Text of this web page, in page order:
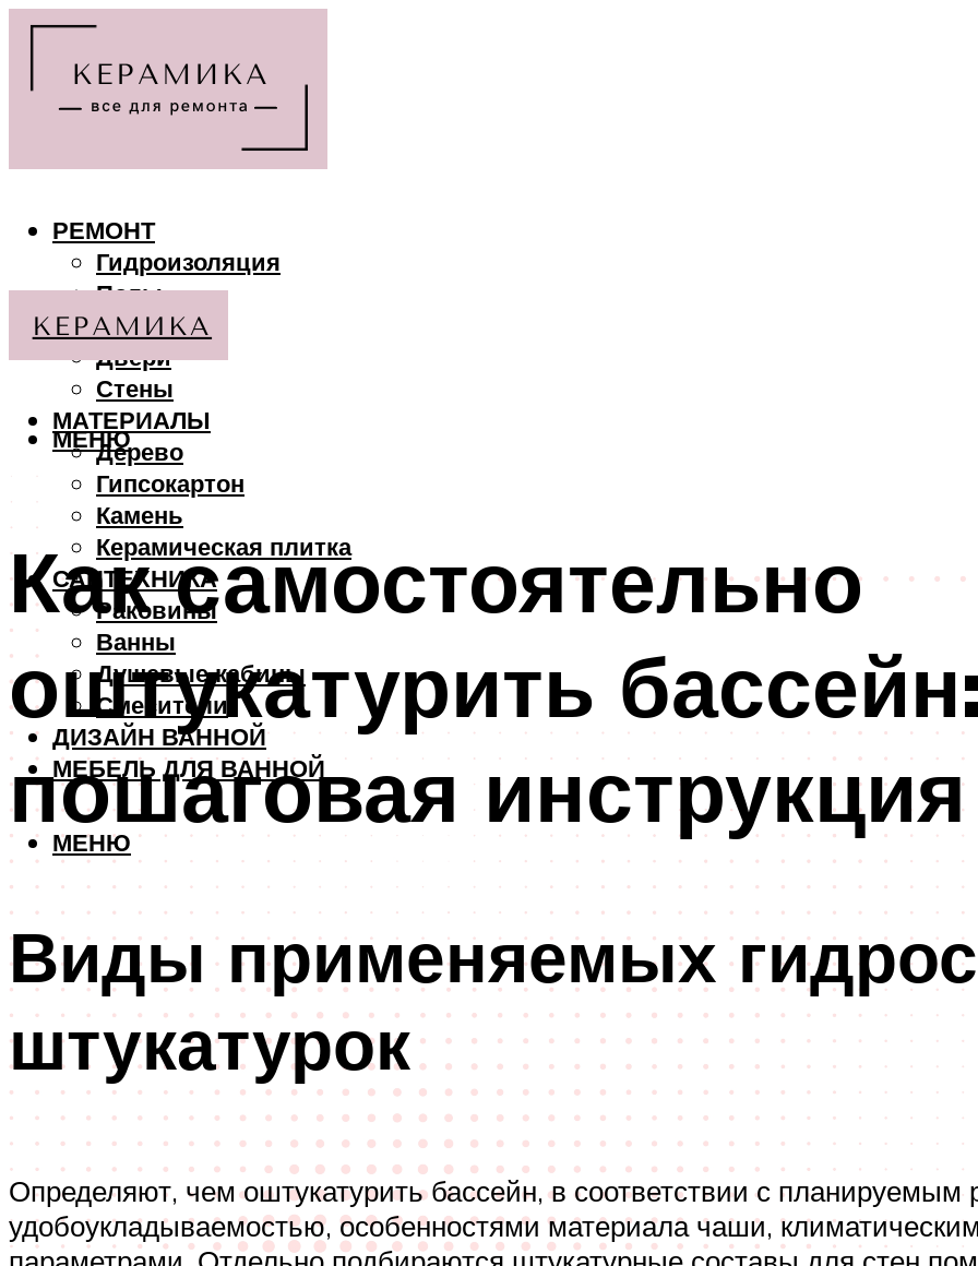
РЕМОНТ
Гидроизоляция
Полы
Потолки
Двери
Стены
МАТЕРИАЛЫ
Дерево
Гипсокартон
Камень
Керамическая плитка
САНТЕХНИКА
Раковины
Ванны
Душевые кабины
Смесители
ДИЗАЙН ВАННОЙ
МЕБЕЛЬ ДЛЯ ВАННОЙ
МЕНЮ
МЕНЮ
Как самостоятельно
оштукатурить
пошаговая инструкция
Виды применяемых
штукатурок
Определяют, чем оштукатурить бассейн, в соответствии с
удобоукладываемостью, особенностями материала чаши,